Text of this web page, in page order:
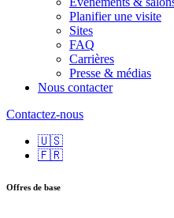
Planifier une visite
Sites
FAQ
Carrières
Presse & médias
Nous contacter
Contactez-nous
🇺🇸
🇫🇷
Offres de base